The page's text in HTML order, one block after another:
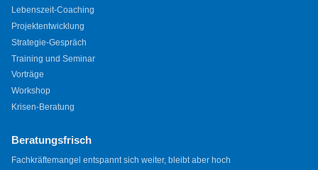
Lebenszeit-Coaching
Projektentwicklung
Strategie-Gespräch
Training und Seminar
Vorträge
Workshop
Krisen-Beratung
Beratungsfrisch
Fachkräftemangel entspannt sich weiter, bleibt aber hoch